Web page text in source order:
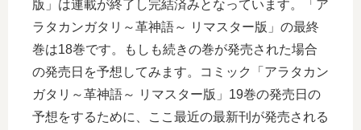
版」は連載が終了し完結済みとなっています。「ア
ラタカンガタリ～革神語～ リマスター版」の最終
巻は18巻です。もしも続きの巻が発売された場合
の発売日を予想してみます。コミック「アラタカン
ガタリ～革神語～ リマスター版」19巻の発売日の
予想をするために、ここ最近の最新刊が発売される